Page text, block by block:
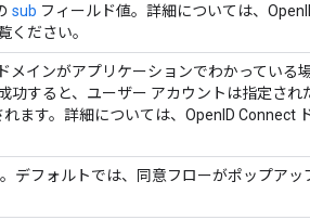
sub フィールド値。詳細については、
ください。
メインがアプリケーションでわかっている
功すると、ユーザー アカウントは指定され
ます。詳細については、OpenID Connect
デフォルトでは、同意フローがポップアッ